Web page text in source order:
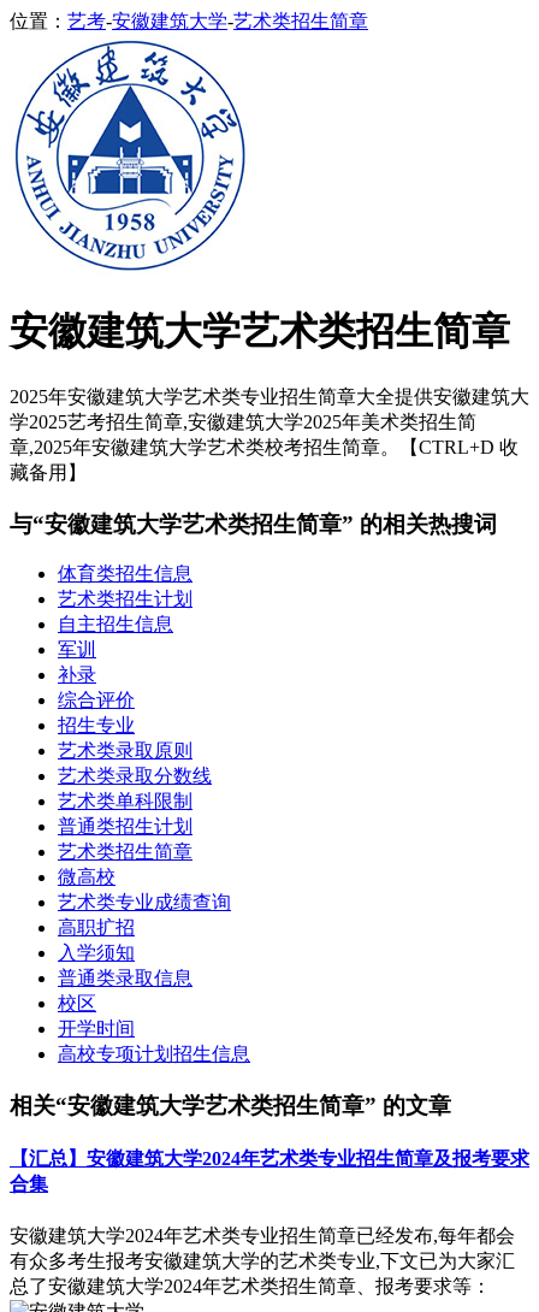
位置： 艺考-安徽建筑大学-艺术类招生简章
安徽建筑大学艺术类招生简章
2025年安徽建筑大学艺术类专业招生简章大全提供安徽建筑大
学2025艺考招生简章,安徽建筑大学2025年美术类招生简
章,2025年安徽建筑大学艺术类校考招生简章。【CTRL+D 收
藏备用】
与“安徽建筑大学艺术类招生简章” 的相关热搜词
体育类招生信息
艺术类招生计划
自主招生信息
军训
补录
综合评价
招生专业
艺术类录取原则
艺术类录取分数线
艺术类单科限制
普通类招生计划
艺术类招生简章
微高校
艺术类专业成绩查询
高职扩招
入学须知
普通类录取信息
校区
开学时间
高校专项计划招生信息
相关“安徽建筑大学艺术类招生简章” 的文章
【汇总】安徽建筑大学2024年艺术类专业招生简章及报考要求
合集
安徽建筑大学2024年艺术类专业招生简章已经发布,每年都会
有众多考生报考安徽建筑大学的艺术类专业,下文已为大家汇
总了安徽建筑大学2024年艺术类招生简章、报考要求等：